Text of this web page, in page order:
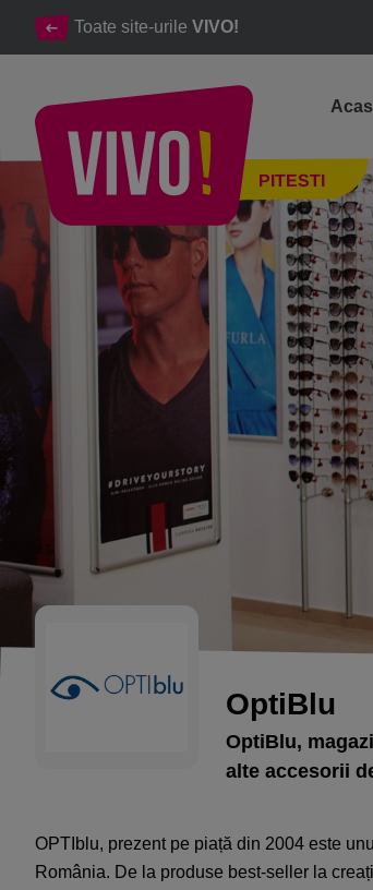
Toate site-urile VIVO!
Pitesti
PITESTI
OPTIblu, optica, servicii optice, ochelari
OptiBlu
OptiBlu,
alte accesorii
OPTIblu, prezent pe piață din 2004 este
România. De la produse best-seller la creaț